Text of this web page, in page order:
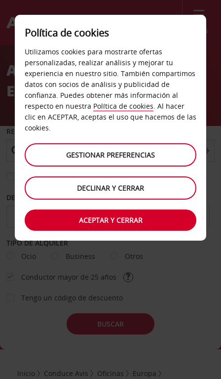
Menú
Welcome
AvisAlquiler de coches
Eisenhuettenstadt
RECOGER EN
Elegir otra oficina de devolución
DESDE HASTA
TIPO DE ALQUILER
Ocio
Business Otros
Conductor mayor de 25 años
Tengo un código de descuento
BUSCAR
Inicio Conduce Avis Oficinas
Europa
Política de cookies
Utilizamos cookies para mostrarte ofertas
personalizadas, realizar análisis y mejorar tu
experiencia en nuestro sitio. También compartimos
datos con socios de análisis y publicidad de
confianza. Puedes obtener más información al
respecto en nuestra Política de cookies. Al hacer
clic en ACEPTAR, aceptas el uso que hacemos de las
cookies.
GESTIONAR PREFERENCIAS
DECLINAR Y CERRAR
ACEPTAR Y CERRAR